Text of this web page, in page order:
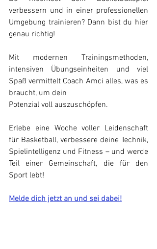
verbessern und in einer professionellen
Umgebung trainieren? Dann bist du hier
genau richtig!
Mit modernen Trainingsmethoden,
intensiven Übungseinheiten und viel
Spaß vermittelt Coach Amci alles, was es
braucht, um dein
Potenzial voll auszuschöpfen.
Erlebe eine Woche voller Leidenschaft
für Basketball, verbessere deine Technik,
Spielintelligenz und Fitness – und werde
Teil einer Gemeinschaft, die für den
Sport lebt!
Melde dich jetzt an und sei dabei!